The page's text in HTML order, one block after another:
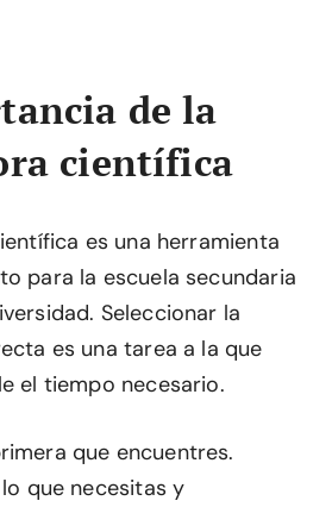
de la
científica
es una herramienta
para la escuela secundaria
Seleccionar la
es una tarea a la que
el tiempo necesario.
que encuentres.
que necesitas y